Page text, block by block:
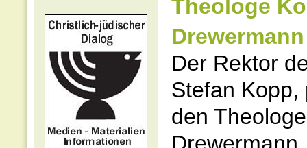
Theologe
Drewermann
Der Rektor
Stefan Kopp,
den